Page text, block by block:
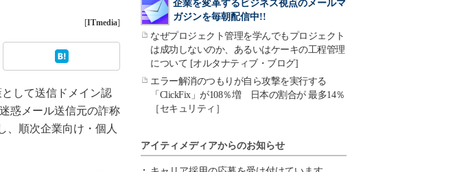
[ITmedia]
して送信ドメイン認
惑メール送信元の詐称
、順次企業向け・個人
企業を変革するビジネス視点のメールマ
ガジンを毎朝配信中!!
なぜプロジェクト管理を学んでもプロジェクト
は成功しないのか、あるいはケーキの工程管理
について [オルタナティブ・ブログ]
エラー解消のつもりが自ら攻撃を実行する
「ClickFix」が108％増 日本の割合が 最多14％
［セキュリティ］
アイティメディアからのお知らせ